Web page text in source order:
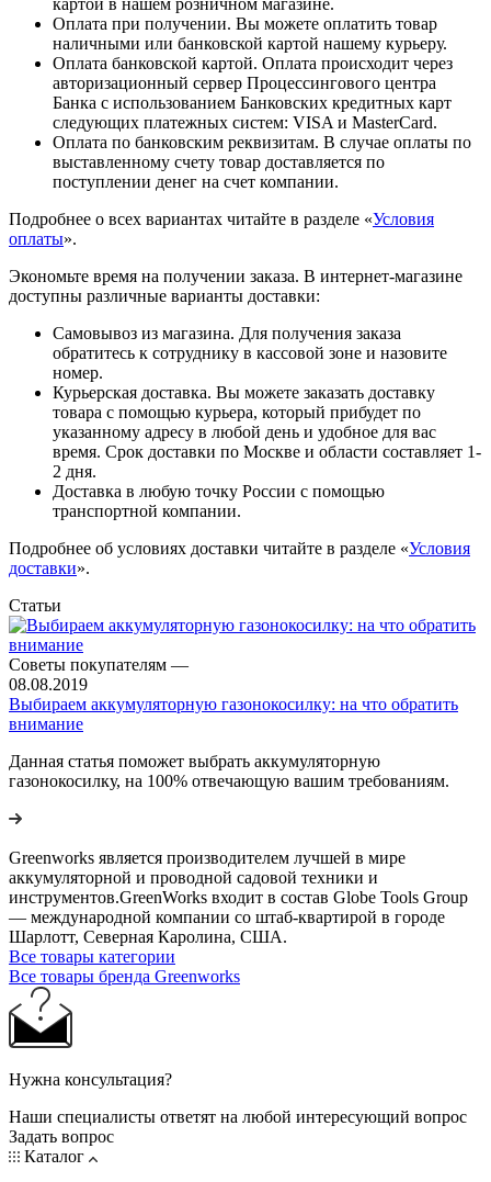
Оплата при получении. Вы можете оплатить товар
наличными или банковской картой нашему курьеру.
Оплата банковской картой. Оплата происходит через
авторизационный сервер Процессингового центра
Банка с использованием Банковских кредитных карт
следующих платежных систем: VISA и MasterCard.
Оплата по банковским реквизитам. В случае оплаты по
выставленному счету товар доставляется по
поступлении денег на счет компании.
Подробнее о всех вариантах читайте в разделе «Условия
оплаты».
Экономьте время на получении заказа. В интернет-магазине
доступны различные варианты доставки:
Самовывоз из магазина. Для получения заказа
обратитесь к сотруднику в кассовой зоне и назовите
номер.
Курьерская доставка. Вы можете заказать доставку
товара с помощью курьера, который прибудет по
указанному адресу в любой день и удобное для вас
время. Срок доставки по Москве и области составляет 1-
2 дня.
Доставка в любую точку России с помощью
транспортной компании.
Подробнее об условиях доставки читайте в разделе «Условия
доставки».
Статьи
Советы покупателям —
08.08.2019
Выбираем аккумуляторную газонокосилку: на что обратить
внимание
Данная статья поможет выбрать аккумуляторную
газонокосилку, на 100% отвечающую вашим требованиям.
Greenworks является производителем лучшей в мире
аккумуляторной и проводной садовой техники и
инструментов.GreenWorks входит в состав Globe Tools Group
— международной компании со штаб-квартирой в городе
Шарлотт, Северная Каролина, США.
Все товары категории
Все товары бренда Greenworks
Нужна консультация?
Наши специалисты ответят на любой интересующий вопрос
Задать вопрос
Каталог